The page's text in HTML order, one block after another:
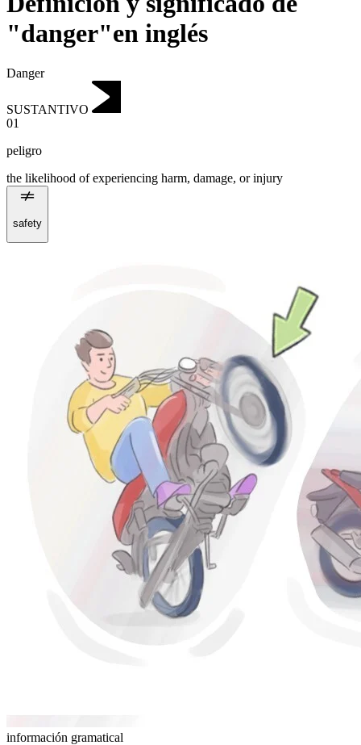
"danger"en inglés
Danger
SUSTANTIVO
01
peligro
the likelihood of experiencing harm, damage, or injury
safety
información gramatical